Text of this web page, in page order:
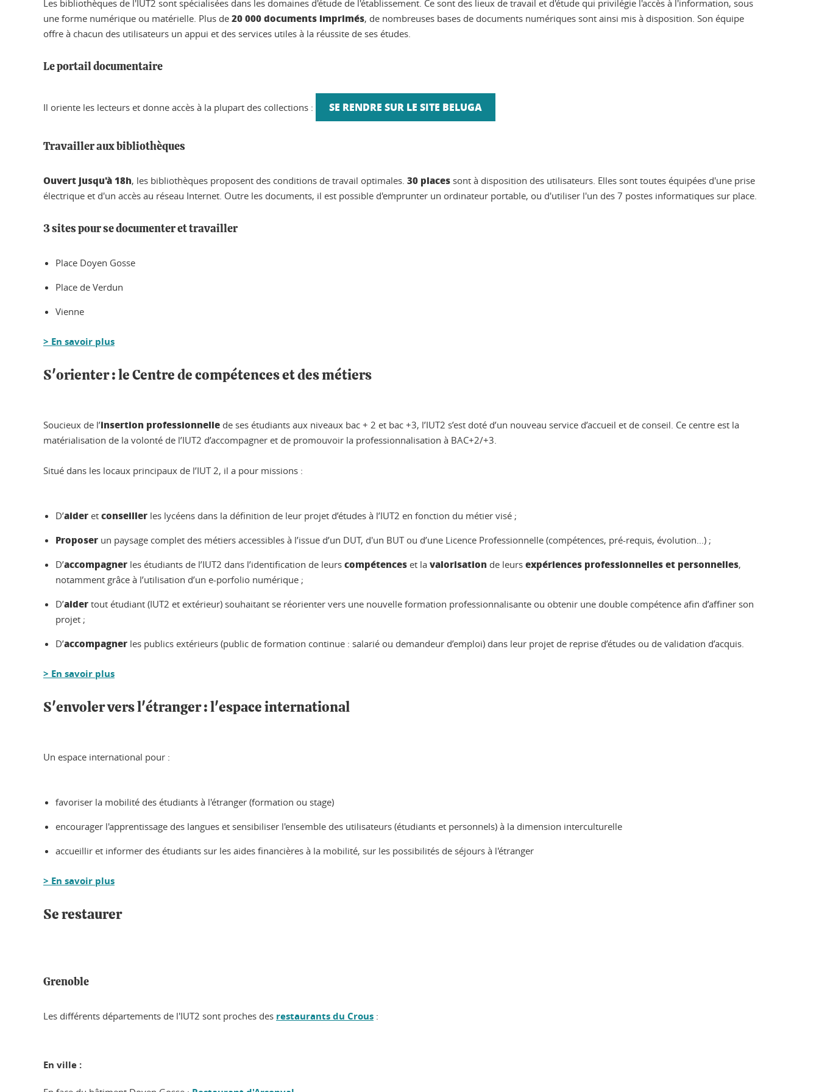
Les bibliothèques de l'IUT2 sont spécialisées dans les domaines d'étude de l'établissement. Ce sont des lieux de travail et d'étude qui privilégie l'accès à l'information, sous
une forme numérique ou matérielle. Plus de 20 000 documents imprimés, de nombreuses bases de documents numériques sont ainsi mis à disposition. Son équipe
offre à chacun des utilisateurs un appui et des services utiles à la réussite de ses études.
Le portail documentaire
Il oriente les lecteurs et donne accès à la plupart des collections : SE RENDRE SUR LE SITE BELUGA
Travailler aux bibliothèques
Ouvert jusqu'à 18h, les bibliothèques proposent des conditions de travail optimales. 30 places sont à disposition des utilisateurs. Elles sont toutes équipées d'une prise
électrique et d'un accès au réseau Internet. Outre les documents, il est possible d'emprunter un ordinateur portable, ou d'utiliser l'un des 7 postes informatiques sur place.
3 sites pour se documenter et travailler
Place Doyen Gosse
Place de Verdun
Vienne
> En savoir plus
S'orienter : le Centre de compétences et des métiers
Soucieux de l’insertion professionnelle de ses étudiants aux niveaux bac + 2 et bac +3, l’IUT2 s’est doté d’un nouveau service d’accueil et de conseil. Ce centre est la
matérialisation de la volonté de l’IUT2 d’accompagner et de promouvoir la professionnalisation à BAC+2/+3.
Situé dans les locaux principaux de l’IUT 2, il a pour missions :
D’aider et conseiller les lycéens dans la définition de leur projet d’études à l’IUT2 en fonction du métier visé ;
Proposer un paysage complet des métiers accessibles à l’issue d’un DUT, d'un BUT ou d’une Licence Professionnelle (compétences, pré-requis, évolution...) ;
D’accompagner les étudiants de l’IUT2 dans l’identification de leurs compétences et la valorisation de leurs expériences professionnelles et personnelles,
notamment grâce à l’utilisation d’un e-porfolio numérique ;
D’aider tout étudiant (IUT2 et extérieur) souhaitant se réorienter vers une nouvelle formation professionnalisante ou obtenir une double compétence afin d’affiner son
projet ;
D’accompagner les publics extérieurs (public de formation continue : salarié ou demandeur d’emploi) dans leur projet de reprise d’études ou de validation d’acquis.
> En savoir plus
S'envoler vers l'étranger : l'espace international
Un espace international pour :
favoriser la mobilité des étudiants à l'étranger (formation ou stage)
encourager l'apprentissage des langues et sensibiliser l'ensemble des utilisateurs (étudiants et personnels) à la dimension interculturelle
accueillir et informer des étudiants sur les aides financières à la mobilité, sur les possibilités de séjours à l'étranger
> En savoir plus
Se restaurer
Grenoble
Les différents départements de l'IUT2 sont proches des restaurants du Crous :
En ville :